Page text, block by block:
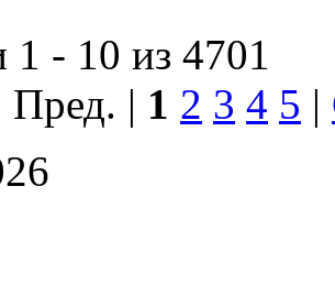
1 - 10 из 4701
Пред. | 1 2 3 4 5 |